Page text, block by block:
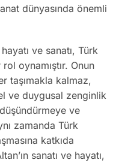
dünyasında önemli
ve sanatı, Türk
oynamıştır. Onun
taşımakla kalmaz,
ve duygusal zenginlik
ve
zamanda Türk
katkıda
sanatı ve hayatı,